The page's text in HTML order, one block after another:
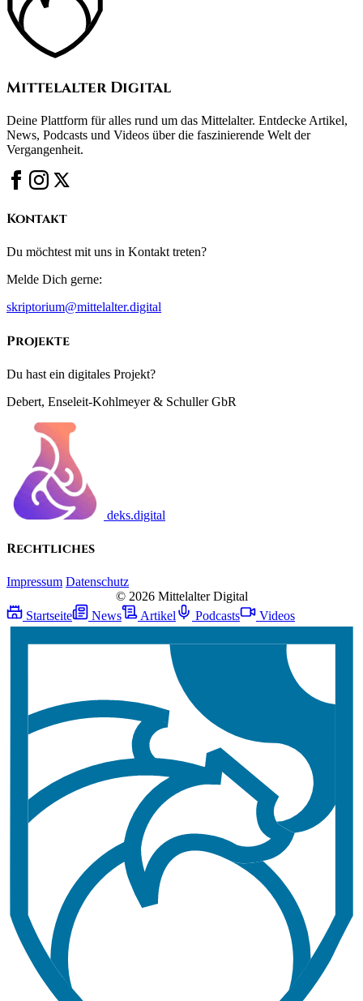
Mittelalter Digital
Deine Plattform für alles rund um das Mittelalter. Entdecke Artikel,
News, Podcasts und Videos über die faszinierende Welt der
Vergangenheit.
Kontakt
Du möchtest mit uns in Kontakt treten?
Melde Dich gerne:
skriptorium@mittelalter.digital
Projekte
Du hast ein digitales Projekt?
Debert, Enseleit-Kohlmeyer & Schuller GbR
deks.digital
Rechtliches
Impressum Datenschutz
© 2026 Mittelalter Digital
Startseite
News Artikel Podcasts Videos